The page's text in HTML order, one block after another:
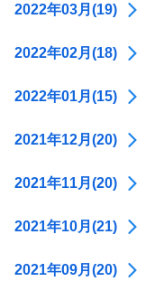
2022年03月(19)
2022年02月(18)
2022年01月(15)
2021年12月(20)
2021年11月(20)
2021年10月(21)
2021年09月(20)